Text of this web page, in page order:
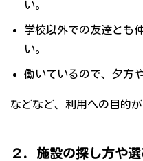
い。
学校以外での友達とも
い。
働いているので、夕方
などなど、利用への目的
２．施設の探し方や